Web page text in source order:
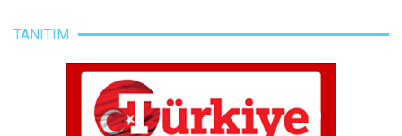
TANITIM